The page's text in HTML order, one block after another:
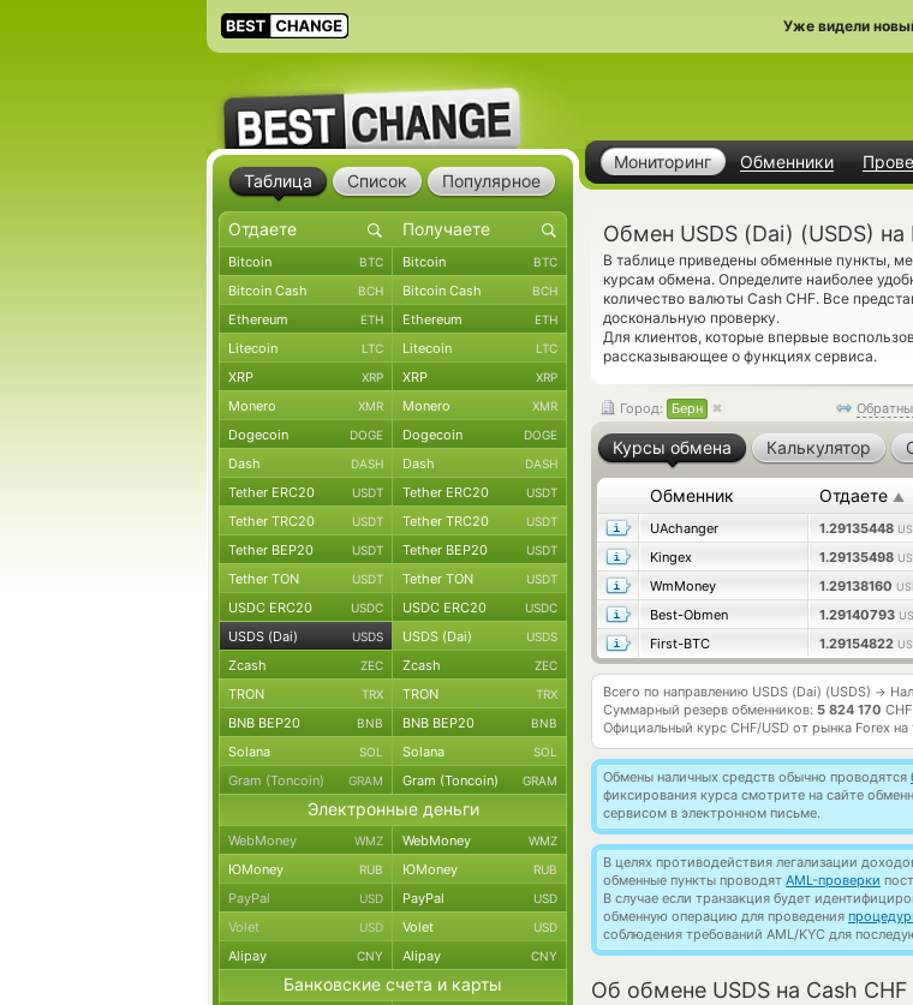
Уже видели
Мониторинг Обменники
Обмен USDS (Dai) (USDS)
В таблице приведены обменные пункты,
курсам обмена. Определите наиболее
количество валюты Cash CHF. Все
доскональную проверку.
Для клиентов, которые впервые
рассказывающее о функциях сервиса.
Город: Берн
Курсы обмена Калькулятор
Обменник Отдаете ▲
UAchanger 1.29135448
Kingex
1.29135498
WmMoney
1.29138160
Best-Obmen
1.29140793
First-BTC
1.29154822
Всего по направлению USDS (Dai) (USDS) →
Суммарный резерв обменников: 5 824 170
Официальный курс CHF/USD от рынка Forex
Обмены наличных средств обычно проводятся
фиксирования курса смотрите на сайте
сервисом в электронном письме.
В целях противодействия легализации
обменные пункты проводят AML-проверки
В случае если транзакция будет
обменную операцию для проведения
соблюдения требований AML/KYC для
Об обмене USDS на Cash
Таблица Список Популярное
Bitcoin BTC Bitcoin BTC
Bitcoin Cash BCH Bitcoin Cash BCH
Ethereum ETH Ethereum ETH
Litecoin LTC Litecoin LTC
XRP XRP XRP XRP
Monero XMR Monero XMR
Dogecoin DOGE Dogecoin DOGE
Dash DASH Dash DASH
Tether ERC20 USDT Tether ERC20 USDT
Tether TRC20 USDT Tether TRC20 USDT
Tether BEP20 USDT Tether BEP20 USDT
Tether TON USDT Tether TON USDT
USDC ERC20 USDC USDC ERC20 USDC
USDS (Dai) USDS USDS (Dai) USDS
Zcash ZEC Zcash ZEC
TRON TRX TRON TRX
BNB BEP20 BNB BNB BEP20 BNB
Solana SOL Solana SOL
Gram (Toncoin) GRAM Gram (Toncoin) GRAM
Электронные деньги
WebMoney WMZ WebMoney WMZ
ЮMoney RUB ЮMoney RUB
PayPal USD PayPal USD
Volet USD Volet USD
Alipay CNY Alipay CNY
Банковские счета и карты